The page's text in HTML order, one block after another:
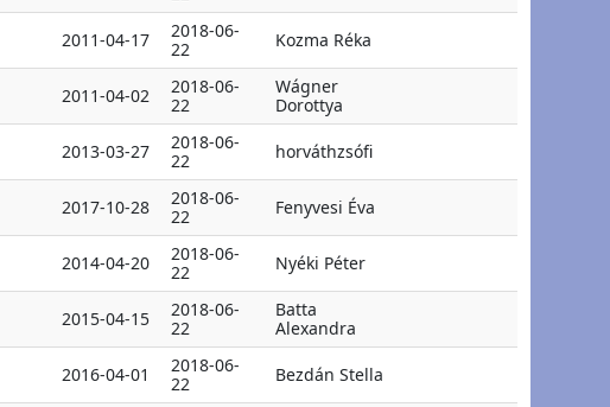
2011-04-17
2018-06-
22
Kozma Réka
2011-04-02
2018-06-
22
Wágner
Dorottya
2013-03-27
2018-06-
22
horváthzsófi
2017-10-28
2018-06-
22
Fenyvesi Éva
2014-04-20
2018-06-
22
Nyéki Péter
2015-04-15
2018-06-
22
Batta
Alexandra
2016-04-01
2018-06-
22
Bezdán Stella